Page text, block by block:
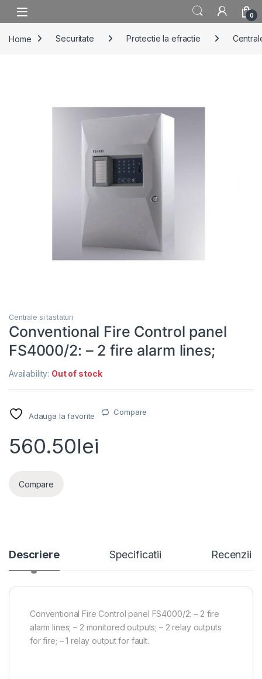
Skip to navigation
Skip to content
0
Home Securitate Protectie la efractie
Centrale si tastaturi
Conventional Fire Control panel
FS4000/2: – 2 fire alarm lines;
Availability: Out of stock
Adauga la favorite Compare
560.50lei
Compare
Descriere Specificatii Recenzii
Conventional Fire Control panel FS4000/2: – 2 fire
alarm lines; – 2 monitored outputs; – 2 relay outputs
for fire; – 1 relay output for fault.